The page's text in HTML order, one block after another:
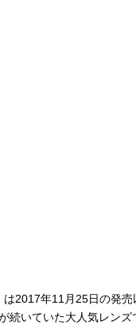
は2017年11月25日の発
続いていた大人気レンズ